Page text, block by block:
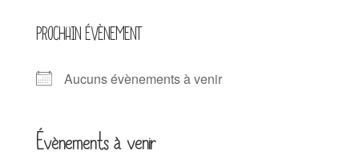
PROCHAIN ÉVÈNEMENT
Aucuns évènements à venir
Évènements à venir